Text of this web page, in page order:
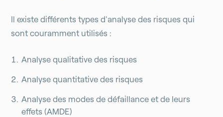
Il existe différents types d'analyse des risques qui
sont couramment utilisés :
Analyse qualitative des risques
Analyse quantitative des risques
Analyse des modes de défaillance et de leurs
effets (AMDE)